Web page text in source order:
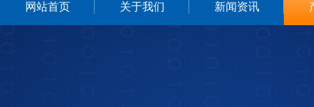
网站首页 关于我们 新闻资讯